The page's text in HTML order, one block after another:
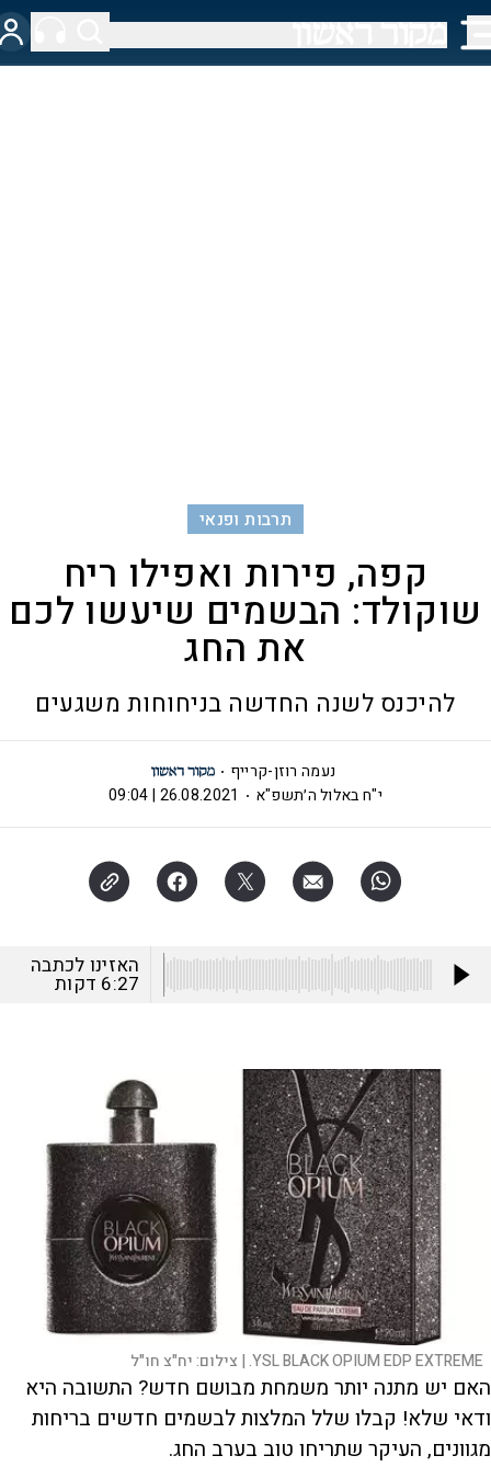
תרבות ופנאי
קפה, פירות ואפילו ריח
שוקולד: הבשמים שיעשו לכם
את החג
להיכנס לשנה החדשה בניחוחות משגעים
נעמה רוזן-קרייף
י"ח באלול ה׳תשפ"א
26.08.2021 | 09:04
האזינו לכתבה
6:27 דקות
YSL BLACK OPIUM EDP EXTREME. | צילום:יח"צ חו"ל
האם יש מתנה יותר משמחת מבושם חדש? התשובה היא
ודאי שלא! קבלו שלל המלצות לבשמים חדשים בריחות
מגוונים, העיקר שתריחו טוב בערב החג.